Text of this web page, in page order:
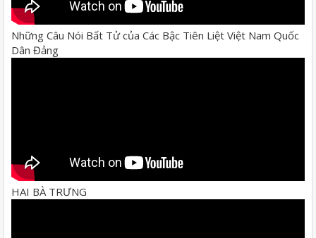
Những Câu Nói Bất Tử của Các Bậc Tiên Liệt Việt Nam Quốc
Dân Đảng
HAI BÀ TRƯNG